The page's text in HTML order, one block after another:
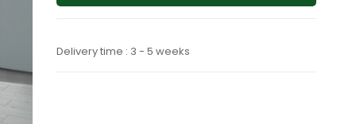
Delivery time : 3 - 5 weeks